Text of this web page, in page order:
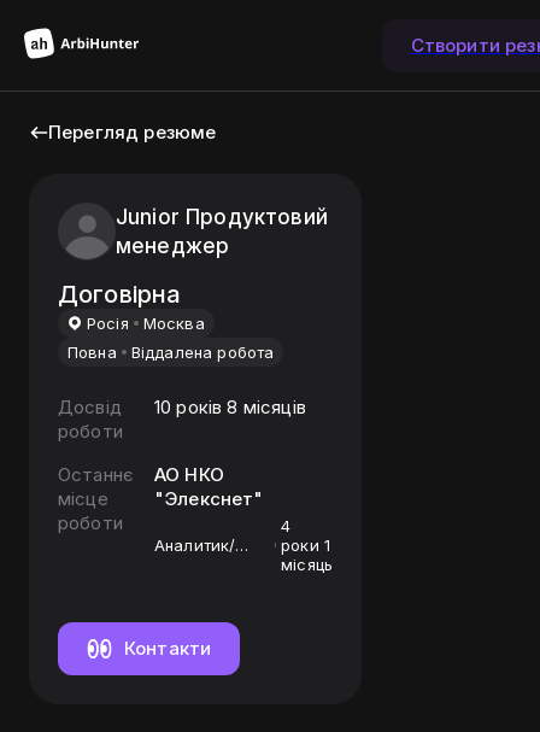
Створити
Перегляд резюме
Junior Продуктовий
менеджер
Договірна
Росiя
Москва
Повна
Віддалена робота
Досвід
роботи
10 років 8 місяців
Останнє
місце
роботи
АО НКО
"Элекснет"
Аналитик/
4
роки 1
місяць
Контакти